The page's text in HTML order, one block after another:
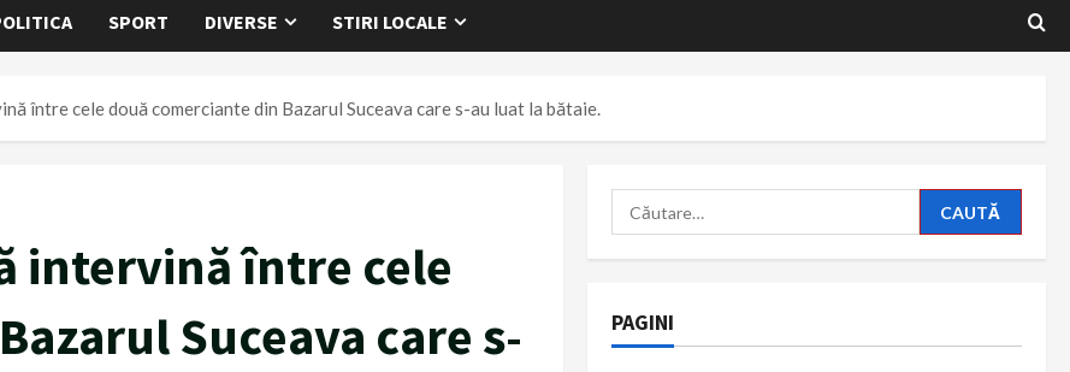
SPORT DIVERSE STIRI LOCALE
între cele două comerciante din Bazarul Suceava care s-au luat la bătaie.
intervină între cele
Suceava care s-
Caută
după:
PAGINI